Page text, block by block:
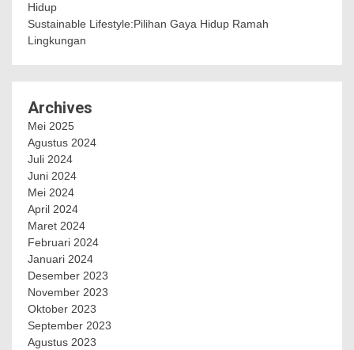
Hidup
Sustainable Lifestyle:Pilihan Gaya Hidup Ramah
Lingkungan
Archives
Mei 2025
Agustus 2024
Juli 2024
Juni 2024
Mei 2024
April 2024
Maret 2024
Februari 2024
Januari 2024
Desember 2023
November 2023
Oktober 2023
September 2023
Agustus 2023